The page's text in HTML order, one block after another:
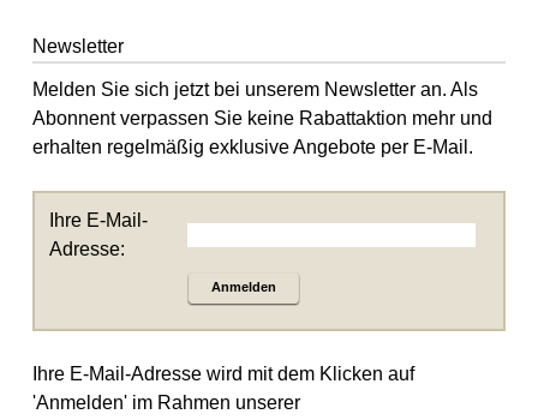
Newsletter
Melden Sie sich jetzt bei unserem Newsletter an. Als
Abonnent verpassen Sie keine Rabattaktion mehr und
erhalten regelmäßig exklusive Angebote per E-Mail.
Ihre E-Mail-
Adresse:
Anmelden
Ihre E-Mail-Adresse wird mit dem Klicken auf
'Anmelden' im Rahmen unserer